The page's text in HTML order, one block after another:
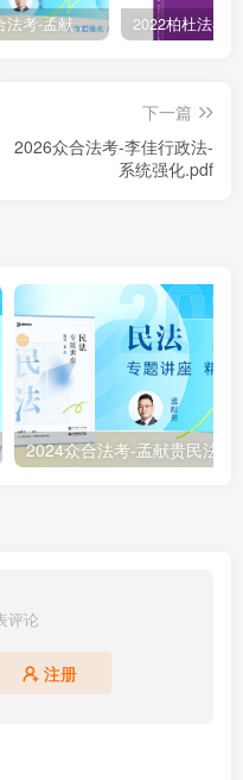
2024众合法考-孟献贵民法-精讲卷.pdf
下一篇
2026众合法考-李佳行政法-
系统强化.pdf
评论
注册